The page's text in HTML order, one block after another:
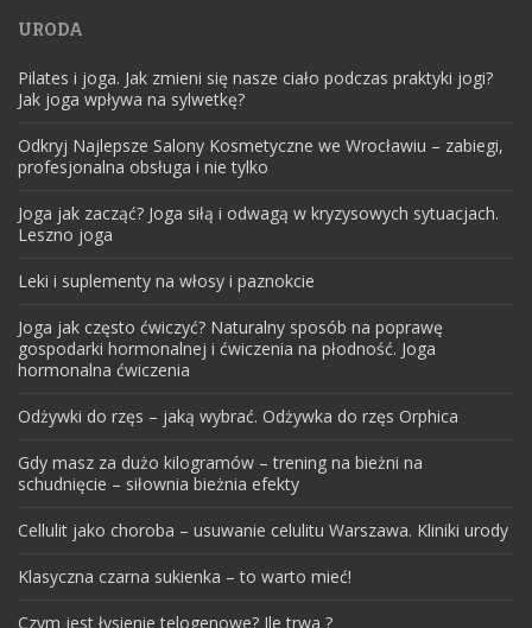
URODA
Pilates i joga. Jak zmieni się nasze ciało podczas praktyki jogi?
Jak joga wpływa na sylwetkę?
Odkryj Najlepsze Salony Kosmetyczne we Wrocławiu – zabiegi,
profesjonalna obsługa i nie tylko
Joga jak zacząć? Joga siłą i odwagą w kryzysowych sytuacjach.
Leszno joga
Leki i suplementy na włosy i paznokcie
Joga jak często ćwiczyć? Naturalny sposób na poprawę
gospodarki hormonalnej i ćwiczenia na płodność. Joga
hormonalna ćwiczenia
Odżywki do rzęs – jaką wybrać. Odżywka do rzęs Orphica
Gdy masz za dużo kilogramów – trening na bieżni na
schudnięcie – siłownia bieżnia efekty
Cellulit jako choroba – usuwanie celulitu Warszawa. Kliniki urody
Klasyczna czarna sukienka – to warto mieć!
Czym jest łysienie telogenowe? Ile trwa ?